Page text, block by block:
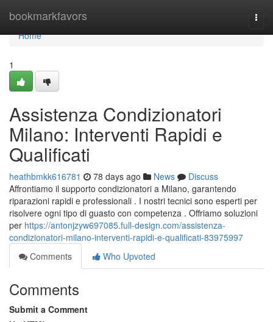
bookmarkfavors
Home
Home
1
Assistenza Condizionatori
Milano: Interventi Rapidi e
Qualificati
heathbmkk616781 78 days ago News
Discuss
Affrontiamo il supporto condizionatori a Milano, garantendo
riparazioni rapidi e professionali . I nostri tecnici sono esperti per
risolvere ogni tipo di guasto con competenza . Offriamo soluzioni
per https://antonjzyw697085.full-design.com/assistenza-
condizionatori-milano-interventi-rapidi-e-qualificati-83975997
Comments
Who Upvoted
Comments
Submit a Comment